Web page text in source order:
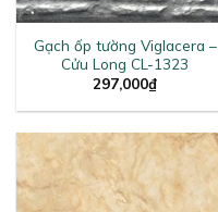
Gạch ốp tường Viglacera –
Cửu Long CL-1323
297,000₫